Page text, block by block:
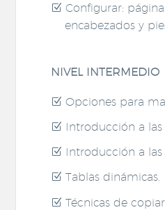
Configurar:
encabezados y
NIVEL INTERMEDIO
Opciones para
Introducción a las
Introducción a las
Tablas dinámicas.
Técnicas de